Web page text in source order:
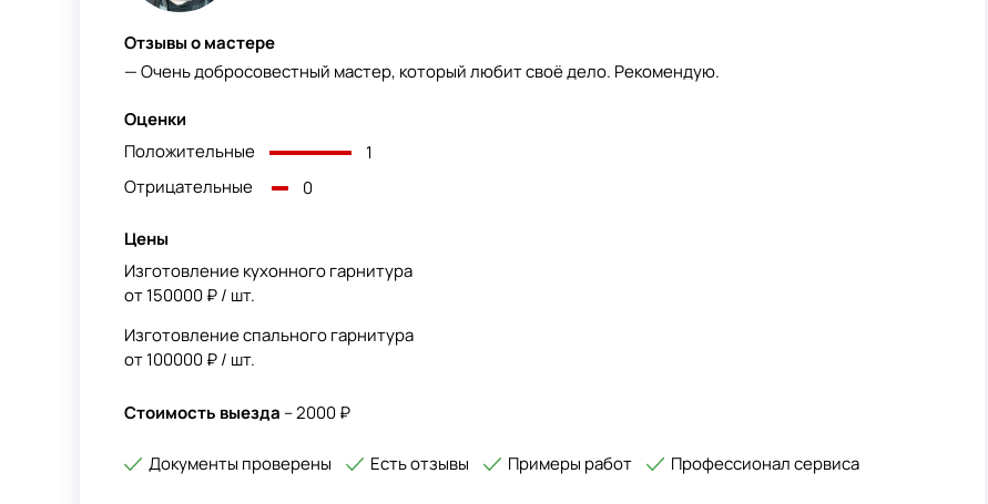
Отзывы о мастере
— Очень добросовестный мастер, который любит своё дело. Рекомендую.
Оценки
Положительные
1
Отрицательные
0
Цены
Изготовление кухонного гарнитура
от 150000 ₽ / шт.
Изготовление спального гарнитура
от 100000 ₽ / шт.
Стоимость выезда – 2000 ₽
Документы проверены Есть отзывы Примеры работ Профессионал сервиса